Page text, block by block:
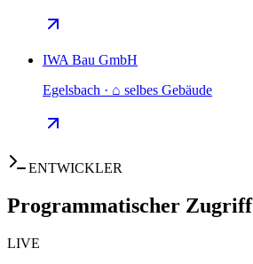
IWA Bau GmbH
Egelsbach · ⌂ selbes Gebäude
ENTWICKLER
Programmatischer Zugriff
LIVE